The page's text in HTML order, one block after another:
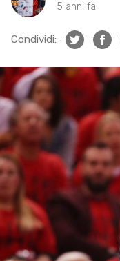
5 anni fa
Condividi: